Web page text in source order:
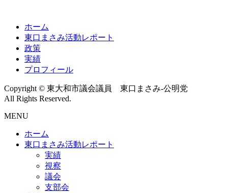
ホーム
東口まさみ活動レポート
政策
実績
プロフィール
Copyright © 東大和市議会議員 東口まさみ-公明党
All Rights Reserved.
MENU
ホーム
東口まさみ活動レポート
実績
視察
議会
支部会